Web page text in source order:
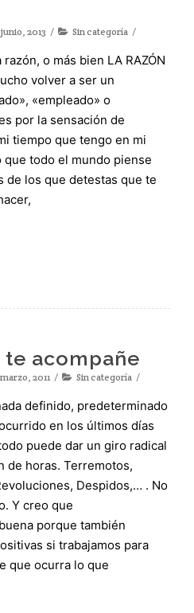
2013
Sin categoría
o más bien LA RAZÓN
volver a ser un
«empleado» o
por la sensación de
tiempo que tengo en mi
todo el mundo piense
de los que detestas que te
acompañe
2011
Sin categoría
definido, predeterminado
en los últimos días
puede dar un giro radical
de horas. Terremotos,
Despidos,… . No
Y creo que
porque también
si trabajamos para
que ocurra lo que